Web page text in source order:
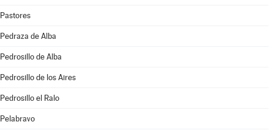
Pastores
Pedraza de Alba
Pedrosillo de Alba
Pedrosillo de los Aires
Pedrosillo el Ralo
Pelabravo